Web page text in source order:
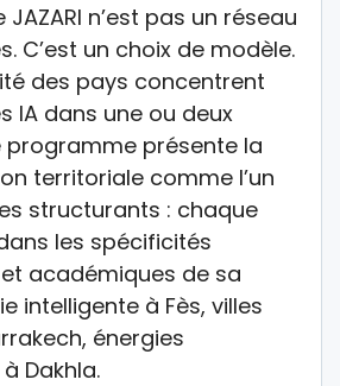
n’est pas un réseau
C’est un choix de modèle.
des pays concentrent
IA dans une ou deux
programme présente la
territoriale comme l’un
structurants : chaque
les spécificités
académiques de sa
intelligente à Fès, villes
énergies
Dakhla.